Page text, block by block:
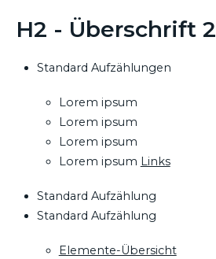
H2 - Überschrift 2
Standard Aufzählungen
Lorem ipsum
Lorem ipsum
Lorem ipsum
Lorem ipsum Links
Standard Aufzählung
Standard Aufzählung
Elemente-Übersicht